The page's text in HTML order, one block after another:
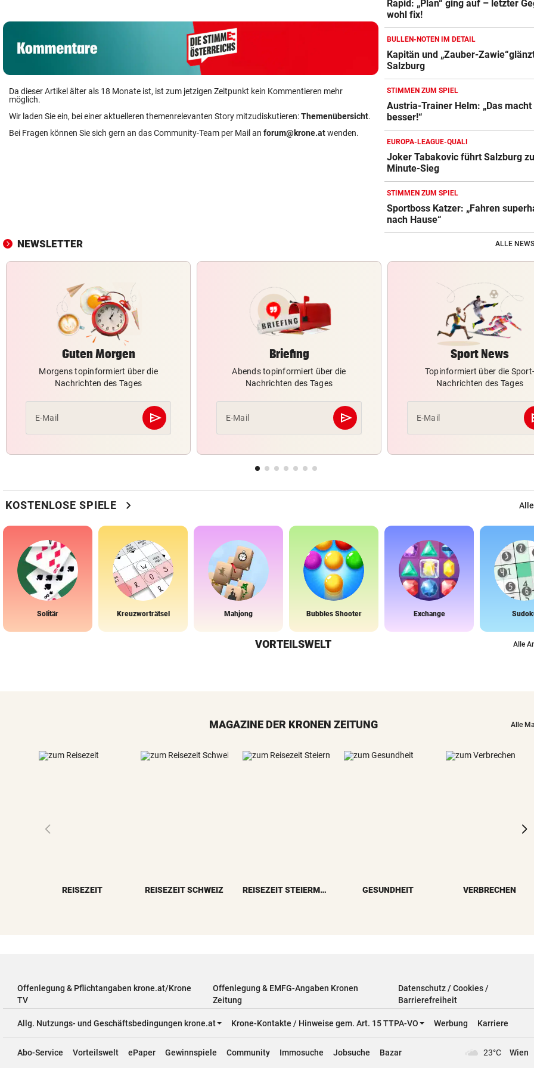
Da dieser Artikel älter als 18 Monate ist, ist zum jetzigen Zeitpunkt kein Kommentieren mehr
möglich.
Wir laden Sie ein, bei einer aktuelleren themenrelevanten Story mitzudiskutieren:Themenübersicht.
Bei Fragen können Sie sich gern an das Community-Team per Mail an forum@krone.atwenden.
Rapid: „Plan“ ging auf – letzter
wohl fix!
BULLEN-NOTEN IM DETAIL
Kapitän und „Zauber-
Salzburg
STIMMEN ZUM SPIEL
Austria-Trainer Helm: „Das macht
besser!“
EUROPA-LEAGUE-QUALI
Joker Tabakovic führt Salzburg
Minute-Sieg
STIMMEN ZUM SPIEL
Sportboss Katzer: „Fahren
nach Hause“
NEWSLETTER ALLE
Guten Morgen
Morgens topinformiert über die
Nachrichten des Tages
E-Mail send
Abschicken
Briefing
Abends topinformiert über die
Nachrichten des Tages
E-Mail send
Abschicken
Sport News
Topinformiert über die Sport-
Nachrichten des Tages
E-Mail
KOSTENLOSE SPIELE chevron_right
Solitär Kreuzworträtsel Mahjong Bubbles Shooter Exchange
VORTEILSWELT Alle
MAGAZINE DER KRONEN ZEITUNG Alle
REISEZEIT REISEZEIT SCHWEIZ REISEZEIT STEIERMARK GESUNDHEIT VERBRECHEN
Offenlegung & Pflichtangaben krone.at/Krone
TV
Offenlegung & EMFG-Angaben Kronen
Zeitung
Datenschutz / Cookies /
Barrierefreiheit
Allg. Nutzungs- und Geschäftsbedingungen krone.at Krone-Kontakte / Hinweise gem. Art. 15 TTPA-VO Werbung Karriere
Abo-Service Vorteilswelt ePaper Gewinnspiele Community Immosuche Jobsuche Bazar 23°C Wien